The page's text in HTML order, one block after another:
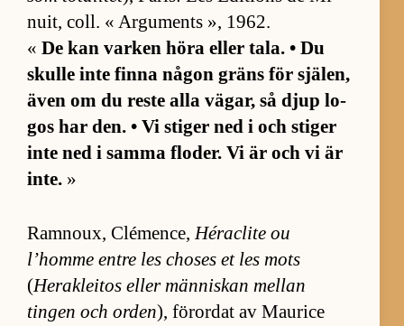
nu­it, coll. « Ar­gu­ments », 1962.
« De kan var­ken höra el­ler ta­la. • Du
skulle inte finna nå­gon gräns för sjä­len,
även om du reste alla vä­gar, så djup lo­
gos har den. • Vi sti­ger ned i och sti­ger
inte ned i samma flo­der. Vi är och vi är
in­te. »
Ram­noux, Clé­mence,Héraclite ou
l’homme entre les cho­ses et les mots
(Herak­le­i­tos el­ler män­ni­skan mel­lan
tingen och or­den), för­or­dat av Mau­rice